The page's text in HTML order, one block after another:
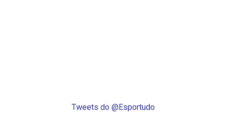
Tweets do @Esportudo